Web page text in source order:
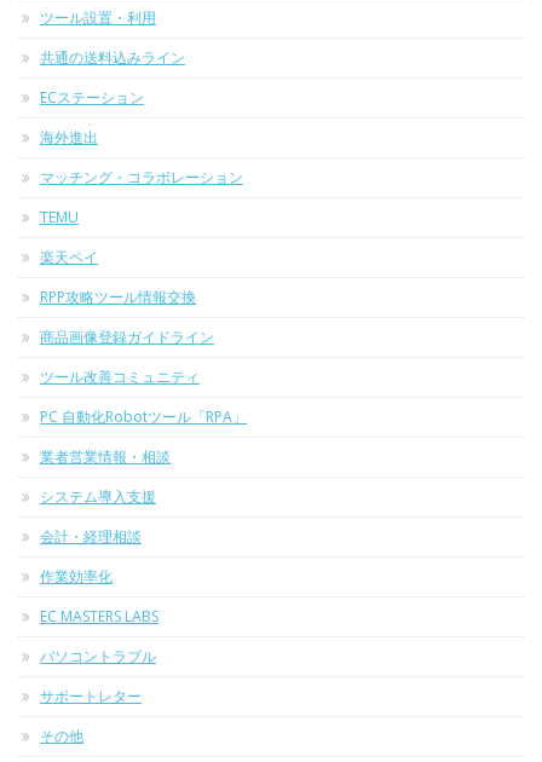
ツール設置・利用
共通の送料込みライン
ECステーション
海外進出
マッチング・コラボレーション
TEMU
楽天ペイ
RPP攻略ツール情報交換
商品画像登録ガイドライン
ツール改善コミュニティ
PC 自動化Robotツール「RPA」
業者営業情報・相談
システム導入支援
会計・経理相談
作業効率化
EC MASTERS LABS
パソコントラブル
サポートレター
その他